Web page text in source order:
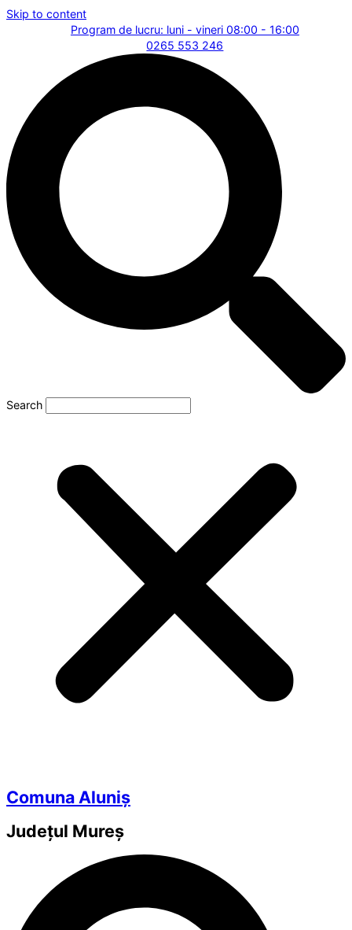
Skip to content
Program de lucru: luni - vineri 08:00 - 16:00
0265 553 246
Search
Comuna Aluniș
Județul Mureș